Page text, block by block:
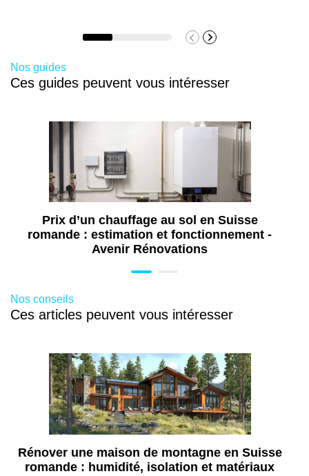
Nos guides
Ces guides peuvent vous intéresser
Prix d’un chauffage au sol en Suisse
romande : estimation et fonctionnement -
Avenir Rénovations
Nos conseils
Ces articles peuvent vous intéresser
Rénover une maison de montagne en Suisse
romande : humidité, isolation et matériaux